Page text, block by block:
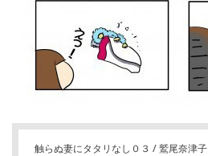
触らぬ妻にタタリなし０３ / 鷲尾奈津子